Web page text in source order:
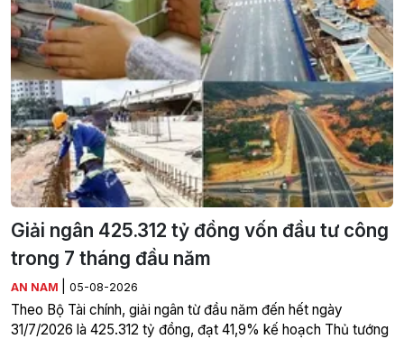
Giải ngân 425.312 tỷ đồng vốn đầu tư công
trong 7 tháng đầu năm
AN NAM 05-08-2026
Theo Bộ Tài chính, giải ngân từ đầu năm đến hết ngày
31/7/2026 là 425.312 tỷ đồng, đạt 41,9% kế hoạch Thủ tướng